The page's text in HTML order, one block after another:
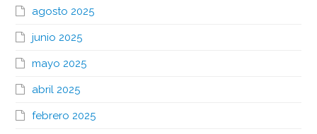
agosto 2025
junio 2025
mayo 2025
abril 2025
febrero 2025